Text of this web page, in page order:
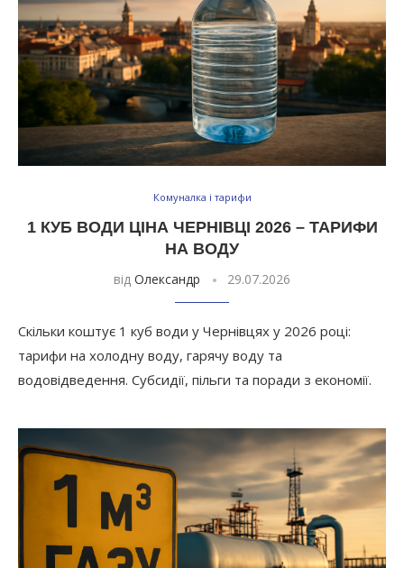
Комуналка і тарифи
1 КУБ ВОДИ ЦІНА ЧЕРНІВЦІ 2026 – ТАРИФИ
НА ВОДУ
від Олександр 29.07.2026
Скільки коштує 1 куб води у Чернівцях у 2026 році:
тарифи на холодну воду, гарячу воду та
водовідведення. Субсидії, пільги та поради з економії.